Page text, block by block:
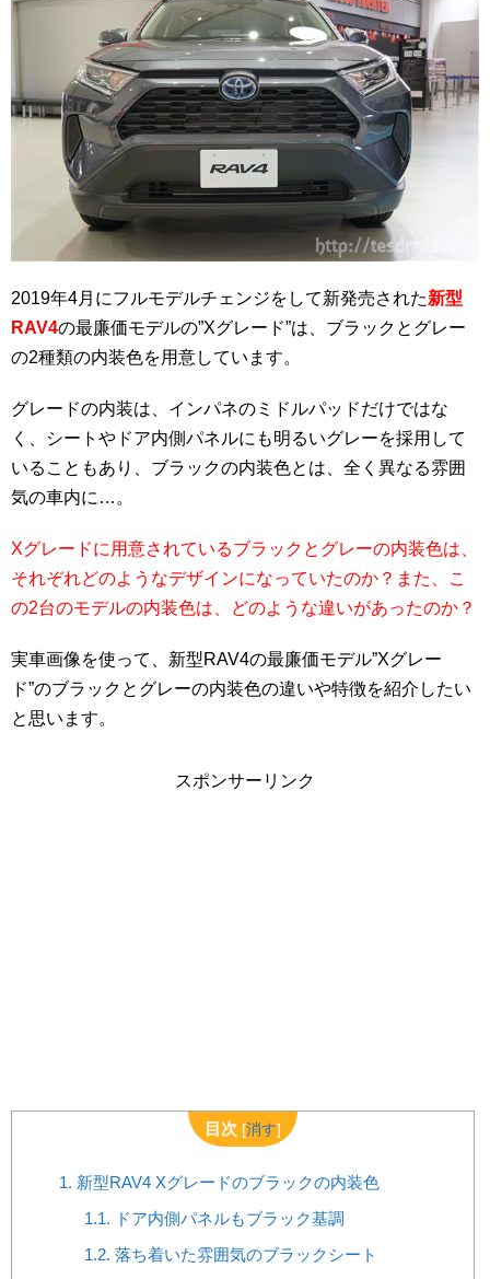
2019年4月にフルモデルチェンジをして新発売された新型
RAV4の最廉価モデルの”Xグレード”は、ブラックとグレー
の2種類の内装色を用意しています。
グレードの内装は、インパネのミドルパッドだけではな
く、シートやドア内側パネルにも明るいグレーを採用して
いることもあり、ブラックの内装色とは、全く異なる雰囲
気の車内に…。
Xグレードに用意されているブラックとグレーの内装色は、
それぞれどのようなデザインになっていたのか？また、こ
の2台のモデルの内装色は、どのような違いがあったのか？
実車画像を使って、新型RAV4の最廉価モデル”Xグレー
ド”のブラックとグレーの内装色の違いや特徴を紹介したい
と思います。
スポンサーリンク
目次 [消す]
1. 新型RAV4 Xグレードのブラックの内装色
1.1. ドア内側パネルもブラック基調
1.2. 落ち着いた雰囲気のブラックシート